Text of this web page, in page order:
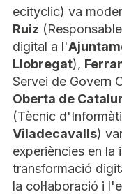
ecityclic) va
Ruiz
digital a l'
Llobregat),
Servei de Govern
Oberta de
(Tècnic
Viladecavalls)
experiències en la
transformació
la col·laboració i